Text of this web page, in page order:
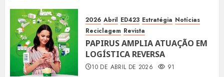
10 DE ABRIL DE 2026 119
2026 Abril ED423 Estratégia Notícias
Reciclagem Revista
PAPIRUS AMPLIA ATUAÇÃO EM
LOGÍSTICA REVERSA
10 DE ABRIL DE 2026 91